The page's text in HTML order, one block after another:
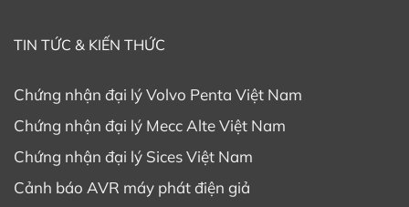
TIN TỨC & KIẾN THỨC
Chứng nhận đại lý Volvo Penta Việt Nam
Chứng nhận đại lý Mecc Alte Việt Nam
Chứng nhận đại lý Sices Việt Nam
Cảnh báo AVR máy phát điện giả